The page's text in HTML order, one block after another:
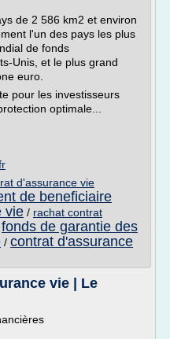
de 2 586 km2 et environ
l'un des pays les plus
de fonds
Unis, et le plus grand
euro.
pour les investisseurs
optimale...
d'assurance vie
de beneficiaire
vie / rachat contrat
fonds de garantie des
/ contrat d'assurance
vie | Le